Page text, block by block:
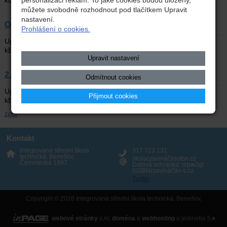
Oznámení o vyhlášení přijím.řízení.pdf
Upraveno: 17. 1. 2025
kB
| Soubor:Oznámení o vyhlášení přijím.řízení.pdf
2.kolo 25-26.pdf
Upraveno: 16. 5. 2025 | Typ: PDF |
Velikost: 248,52
kB
2.kolo 25-26.pdf
zpět
Kontakt
Integrovaná střední škola
technická, Benešov,
Černoleská 1997
317 723 131
skola(zavináč)isstbn.cz
Datová schránka: rzpw2gi
ISSBN(zavináč)kr-s.cz
Copyright © 2026 Integrovaná střední škola technická, Benešov,
webové stránky s AI, doména a webhosting u jediného 5★
můžete svobodně rozhodnout pod tlačítkem Upravit
nastavení.
Prohlášení o cookies.
Upravit nastavení
Odmítnout cookies
Přijmout cookies